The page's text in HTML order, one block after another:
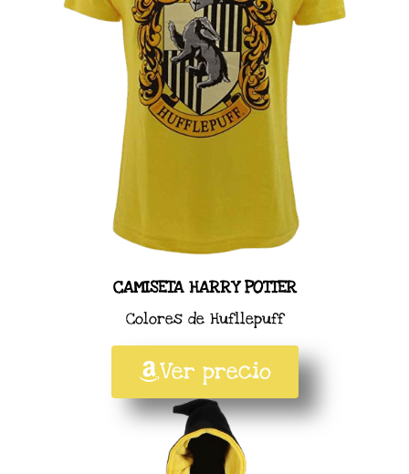
CAMISETA HARRY POTTER
Colores de Hufllepuff
Ver precio